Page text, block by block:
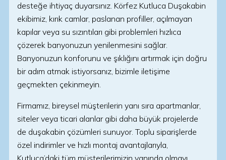
desteğe ihtiyaç duyarsınız. Körfez Kutluca Duşakabin
ekibimiz, kırık camlar, paslanan profiller, açılmayan
kapılar veya su sızıntıları gibi problemleri hızlıca
çözerek banyonuzun yenilenmesini sağlar.
Banyonuzun konforunu ve şıklığını artırmak için doğru
bir adım atmak istiyorsanız, bizimle iletişime
geçmekten çekinmeyin.
Firmamız, bireysel müşterilerin yanı sıra apartmanlar,
siteler veya ticari alanlar gibi daha büyük projelerde
de duşakabin çözümleri sunuyor. Toplu siparişlerde
özel indirimler ve hızlı montaj avantajlarıyla,
Kutluca’daki tüm müşterilerimizin yanında olmayı